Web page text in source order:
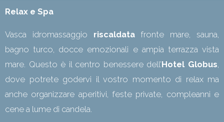
Relax e Spa
Vasca idromassaggio riscaldatafronte mare, sauna,
bagno turco, docce emozionali e ampia terrazza vista
mare. Questo è il centro benessere dell’Hotel Globus
dove potrete godervi il vostro momento di relax ma
anche organizzare aperitivi, feste private, compleanni e
cene a lume di candela.